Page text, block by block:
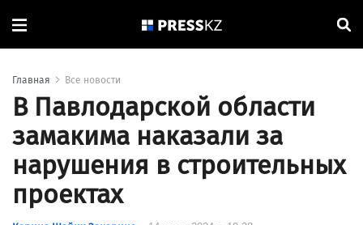
Главная Все новости
В Павлодарской области
замакима наказали за
нарушения в строительных
проектах